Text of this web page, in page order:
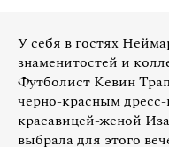
У себя в гостях
знаменитостей и
Футболист Кевин
черно-красным
красавицей-женой
выбрала для этого